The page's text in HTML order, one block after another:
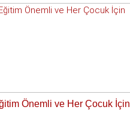
Önemli ve Her Çocuk İçin